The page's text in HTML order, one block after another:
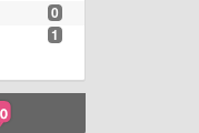
0
1